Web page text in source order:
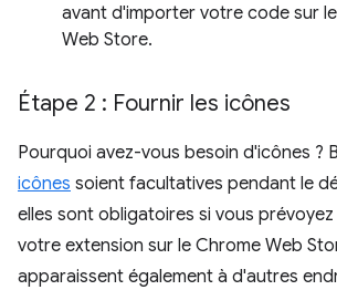
avant d'importer votre code sur
Web Store.
Étape 2 : Fournir les icônes
Pourquoi avez-vous besoin d'icônes ?
icônes soient facultatives pendant le
elles sont obligatoires si vous
votre extension sur le Chrome Web
apparaissent également à d'autres